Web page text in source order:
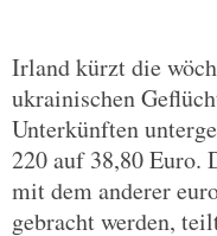
Irland kürzt die
ukrainischen
Unterkünften
220 auf 38,80 Euro.
mit dem anderer
gebracht werden,